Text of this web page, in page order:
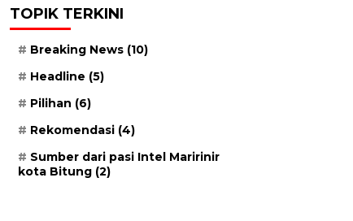
TOPIK TERKINI
Breaking News (10)
Headline (5)
Pilihan (6)
Rekomendasi (4)
Sumber dari pasi Intel Maririnir
kota Bitung (2)